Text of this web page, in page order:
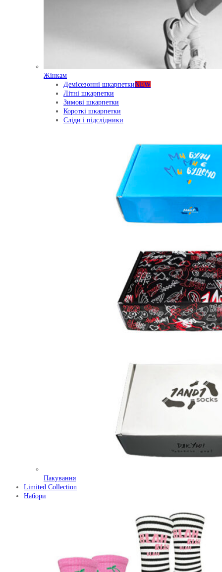
Жінкам
Демісезонні шкарпеткиNEW
Літні шкарпетки
Зимові шкарпетки
Короткі шкарпетки
Сліди і підслідники
Пакування
Limited Collection
Набори